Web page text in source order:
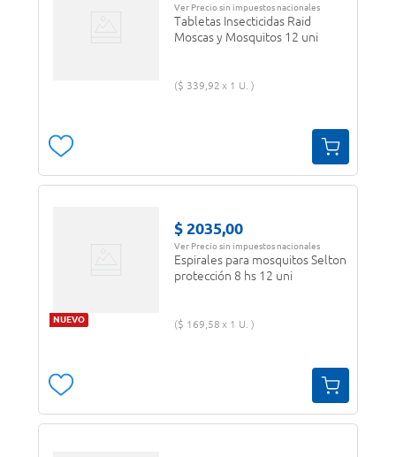
Ver Precio sin impuestos nacionales
Tabletas Insecticidas Raid
Moscas y Mosquitos 12 uni
$ 339,92 1 U.
NUEVO
$ 2035,00
Ver Precio sin impuestos nacionales
Espirales para mosquitos Selton
protección 8 hs 12 uni
$ 169,58 1 U.